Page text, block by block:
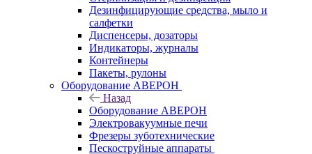
Дезинфицирующие средства, мыло и
салфетки
Диспенсеры, дозаторы
Индикаторы, журналы
Контейнеры
Пакеты, рулоны
Оборудование АВЕРОН
Назад
Оборудование АВЕРОН
Электровакуумные печи
Фрезеры зуботехнические
Пескоструйные аппараты